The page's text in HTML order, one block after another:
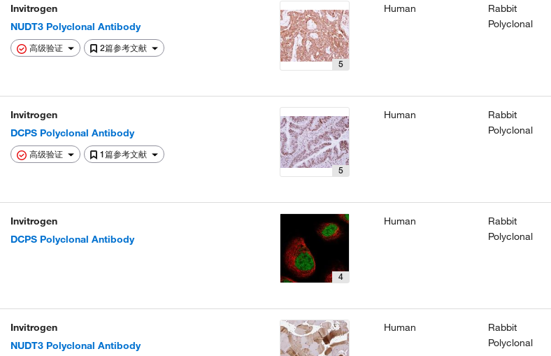
Invitrogen
NUDT3 Polyclonal Antibody
高级验证
2篇参考文献
5
Human
Rabbit
Polyclonal
Invitrogen
DCPS Polyclonal Antibody
高级验证
1篇参考文献
5
Human
Rabbit
Polyclonal
Invitrogen
DCPS Polyclonal Antibody
4
Human
Rabbit
Polyclonal
Invitrogen
NUDT3 Polyclonal Antibody
Human
Rabbit
Polyclonal